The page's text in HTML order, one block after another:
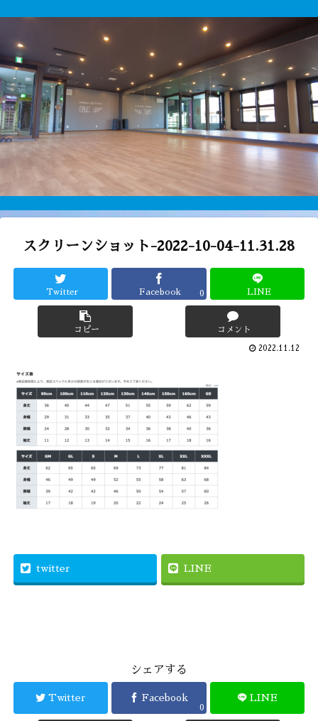
スクリーンショット-2022-10-04-11.31.28
Twitter Facebook 0 LINE
コピー コメント
2022.11.12
twitter LINE
シェアする
Twitter Facebook
0
LINE